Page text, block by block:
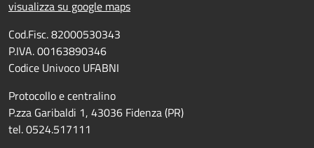
visualizza su google maps
Cod.Fisc. 82000530343
P.IVA. 00163890346
Codice Univoco UFABNI
Protocollo e centralino
P.zza Garibaldi 1, 43036 Fidenza (PR)
tel. 0524.517111